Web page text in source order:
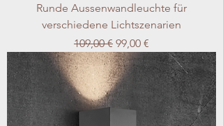
Runde Aussenwandleuchte für
verschiedene Lichtszenarien
Standardpreis
109,00 € Sale-Preis
99,00 €